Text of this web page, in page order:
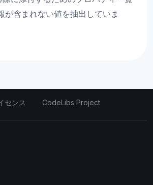
が含まれない値を抽出していま
センス CodeLibs Project